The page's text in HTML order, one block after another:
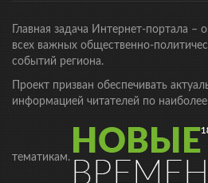
Главная задача Интернет-портала –
всех важных общественно-
событий региона.
Проект призван обеспечивать
информацией читателей по
тематикам.